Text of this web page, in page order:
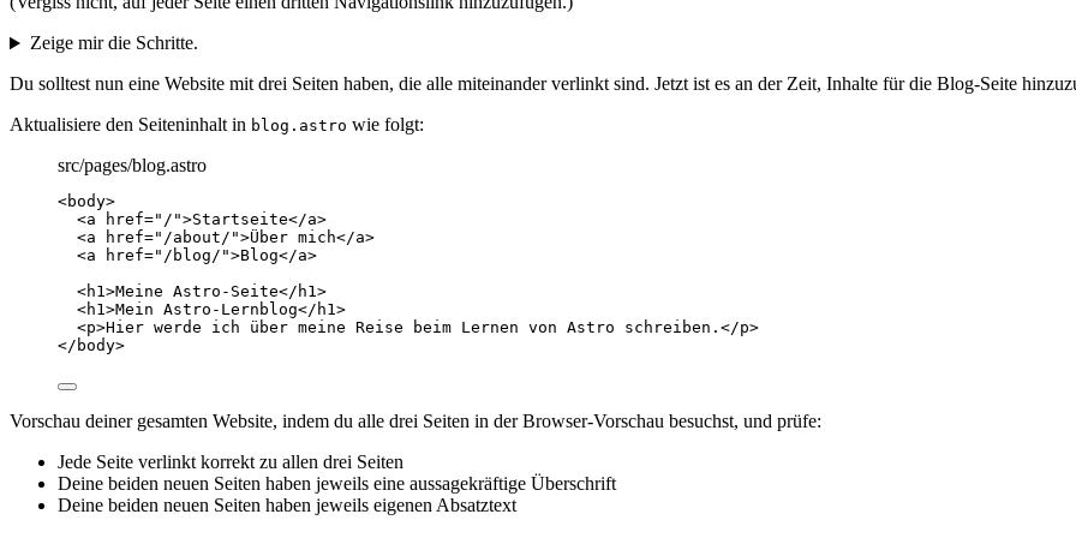
Zeige mir die Schritte.
Du solltest nun eine Website mit drei Seiten haben, die alle miteinander verlinkt sind. Jetzt ist es an der Zeit, Inhalte für die Blog-Seite
Aktualisiere den Seiteninhalt in blog.astro wie folgt:
src/pages/blog.astro
<body>
<a href=" / ">Startseite</a>
<a href=" /about/ ">Über mich</a>
<a href=" /blog/ ">Blog</a>
<h1>Meine Astro-Seite</ h1>
<h1>Mein Astro-Lernblog</ h1>
<p>Hier werde ich über meine Reise beim Lernen von Astro schreiben. </p>
</ body>
Vorschau deiner gesamten Website, indem du alle drei Seiten in der Browser-Vorschau besuchst, und prüfe:
Jede Seite verlinkt korrekt zu allen drei Seiten
Deine beiden neuen Seiten haben jeweils eine aussagekräftige Überschrift
Deine beiden neuen Seiten haben jeweils eigenen Absatztext